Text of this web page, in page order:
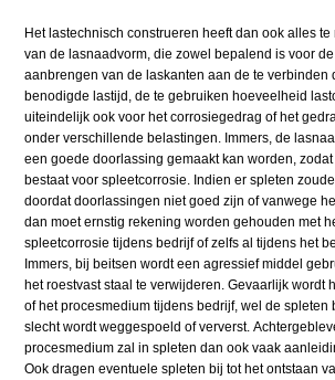
Het lastechnisch construeren heeft dan ook alles
van de lasnaadvorm, die zowel bepalend is voor
aanbrengen van de laskanten aan de te verbinden
benodigde lastijd, de te gebruiken hoeveelheid
uiteindelijk ook voor het corrosiegedrag of het
onder verschillende belastingen. Immers, de
een goede doorlassing gemaakt kan worden,
bestaat voor spleetcorrosie. Indien er spleten
doordat doorlassingen niet goed zijn of vanwege
dan moet ernstig rekening worden gehouden met
spleetcorrosie tijdens bedrijf of zelfs al tijdens het
Immers, bij beitsen wordt een agressief middel
het roestvast staal te verwijderen. Gevaarlijk wordt
of het procesmedium tijdens bedrijf, wel de spleten
slecht wordt weggespoeld of ververst.
procesmedium zal in spleten dan ook vaak
Ook dragen eventuele spleten bij tot het ontstaan